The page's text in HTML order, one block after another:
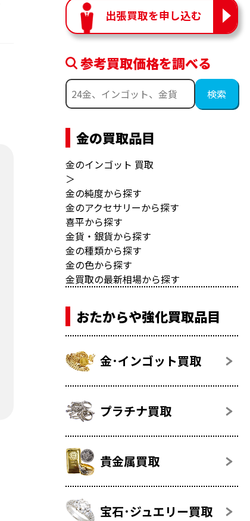
出張買取を申し込む
参考買取価格を調べる
金の買取品目
金のインゴット 買取
＞
金の純度から探す
金のアクセサリーから探す
喜平から探す
金貨・銀貨から探す
金の種類から探す
金の色から探す
金買取の最新相場から探す
おたからや強化買取品目
金･インゴット買取
プラチナ買取
貴金属買取
宝石･ジュエリー買取